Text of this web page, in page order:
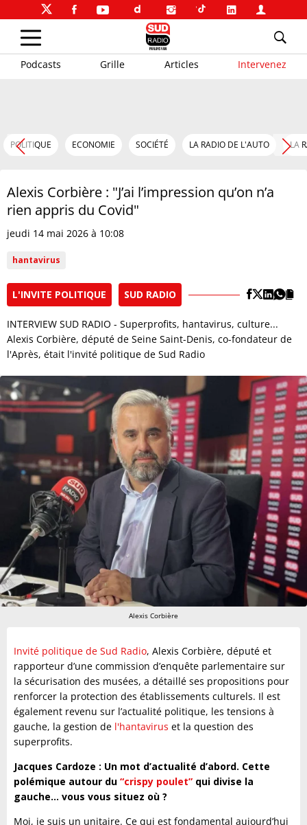
Podcasts Grille Articles Intervenez
POLITIQUE ECONOMIE SOCIÉTÉ LA RADIO DE L'AUTO LA
Alexis Corbière : "J’ai l’impression qu’on n’a
rien appris du Covid"
jeudi 14 mai 2026 à 10:08
hantavirus
L'INVITE POLITIQUE SUD RADIO
INTERVIEW SUD RADIO - Superprofits, hantavirus, culture...
Alexis Corbière, député de Seine Saint-Denis, co-fondateur de
l'Après, était l'invité politique de Sud Radio
Alexis Corbière
Invité politique de Sud Radio, Alexis Corbière, député et
rapporteur d’une commission d’enquête parlementaire sur
la sécurisation des musées, a détaillé ses propositions pour
renforcer la protection des établissements culturels. Il est
également revenu sur l’actualité politique, les tensions à
gauche, la gestion de l'hantavirus et la question des
superprofits.
Jacques Cardoze : Un mot d’actualité d’abord. Cette
polémique autour du “crispy poulet” qui divise la
gauche… vous vous situez où ?
Moi, je suis un unitaire. Ce qui est fondamental aujourd’hui